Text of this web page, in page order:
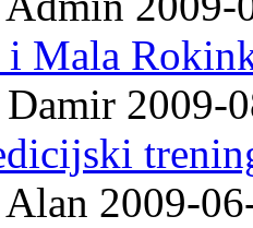
i Mala
2009-
2009-